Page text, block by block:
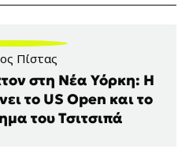
Πίστας
στη Νέα Υόρκη: Η
το US Open και το
του Τσιτσιπά